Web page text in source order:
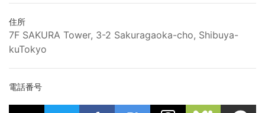
住所
7F SAKURA Tower, 3-2 Sakuragaoka-cho, Shibuya-
kuTokyo
電話番号